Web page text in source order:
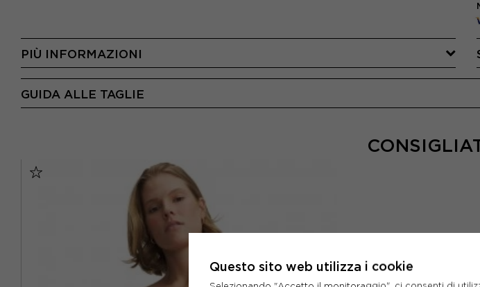
PIÙ INFORMAZIONI
GUIDA ALLE TAGLIE
Questo sito web utilizza i cookie